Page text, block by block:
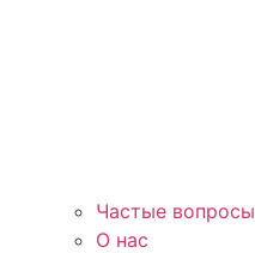
Частые вопросы
О нас